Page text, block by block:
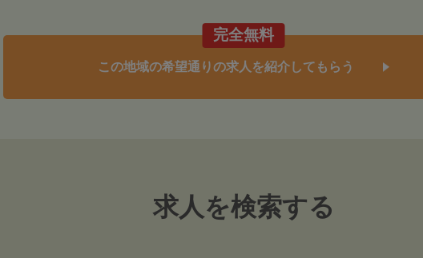
完全無料
この地域の希望通りの求人を紹介してもらう
求人を検索する